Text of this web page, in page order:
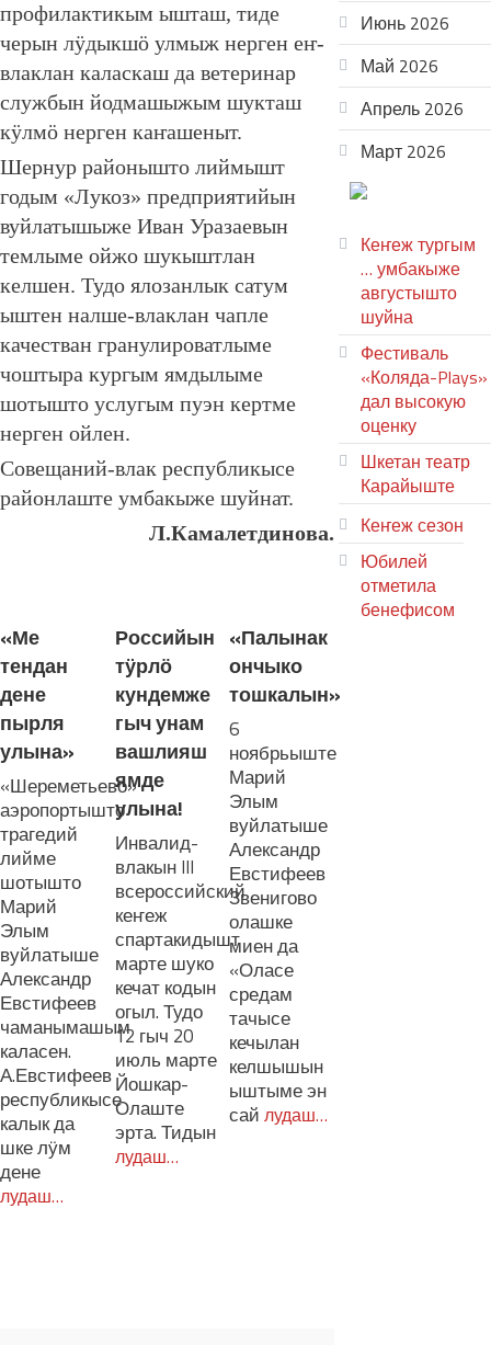
профилактикым ышташ, тиде
черын лӱдыкшӧ улмыж нерген еҥ-
влаклан каласкаш да ветеринар
службын йодмашыжым шукташ
кӱлмӧ нерген каҥашеныт.
Шернур районышто лиймышт
годым «Лукоз» предприятийын
вуйлатышыже Иван Уразаевын
темлыме ойжо шукыштлан
келшен. Тудо ялозанлык сатум
ыштен налше-влаклан чапле
качестван гранулироватлыме
чоштыра кургым ямдылыме
шотышто услугым пуэн кертме
нерген ойлен.
Совещаний-влак республикысе
районлаште умбакыже шуйнат.
Л.Камалетдинова.
«Ме
тендан
дене
пырля
улына»
«Шереметьево»
аэропортышто
трагедий
лийме
шотышто
Марий
Элым
вуйлатыше
Александр
Евстифеев
чаманымашым
каласен.
А.Евстифеев
республикысе
калык да
шке лӱм
дене
лудаш…
Российын
тӱрлӧ
кундемже
гыч унам
вашлияш
ямде
улына!
Инвалид-
влакын III
всероссийский
кеҥеж
спартакидышт
марте шуко
кечат кодын
огыл. Тудо
12 гыч 20
июль марте
Йошкар-
Олаште
эрта. Тидын
лудаш…
«Палынак
ончыко
тошкалын»
6
ноябрьыште
Марий
Элым
вуйлатыше
Александр
Евстифеев
Звенигово
олашке
миен да
«Оласе
средам
тачысе
кечылан
келшышын
ыштыме эн
сай лудаш…
Июнь 2026
Май 2026
Апрель 2026
Март 2026
Кеҥеж тургым
… умбакыже
августышто
шуйна
Фестиваль
«Коляда-Plays»
дал высокую
оценку
Шкетан театр
Карайыште
Кеҥеж сезон
Юбилей
отметила
бенефисом